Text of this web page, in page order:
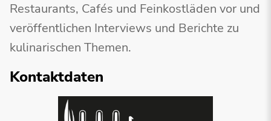
Restaurants, Cafés und Feinkostläden vor und
veröffentlichen Interviews und Berichte zu
kulinarischen Themen.
Kontaktdaten